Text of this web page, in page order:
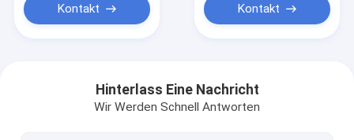
Kontakt Kontakt
Hinterlass Eine Nachricht
Wir Werden Schnell Antworten